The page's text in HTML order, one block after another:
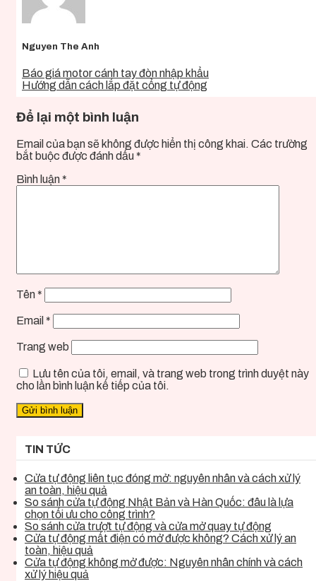
Nguyen The Anh
Báo giá motor cánh tay đòn nhập khẩu
Hướng dẫn cách lắp đặt cổng tự động
Để lại một bình luận
Email của bạn sẽ không được hiển thị công khai. Các trường
bắt buộc được đánh dấu *
Bình luận *
Tên *
Email *
Trang web
Lưu tên của tôi, email, và trang web trong trình duyệt này
cho lần bình luận kế tiếp của tôi.
TIN TỨC
Cửa tự động liên tục đóng mở: nguyên nhân và cách xử lý
an toàn, hiệu quả
So sánh cửa tự động Nhật Bản và Hàn Quốc: đâu là lựa
chọn tối ưu cho công trình?
So sánh cửa trượt tự động và cửa mở quay tự động
Cửa tự động mất điện có mở được không? Cách xử lý an
toàn, hiệu quả
Cửa tự động không mở được: Nguyên nhân chính và cách
xử lý hiệu quả